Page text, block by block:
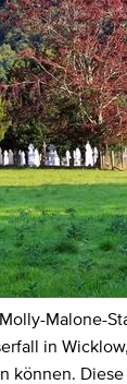
Malone-
in
können.